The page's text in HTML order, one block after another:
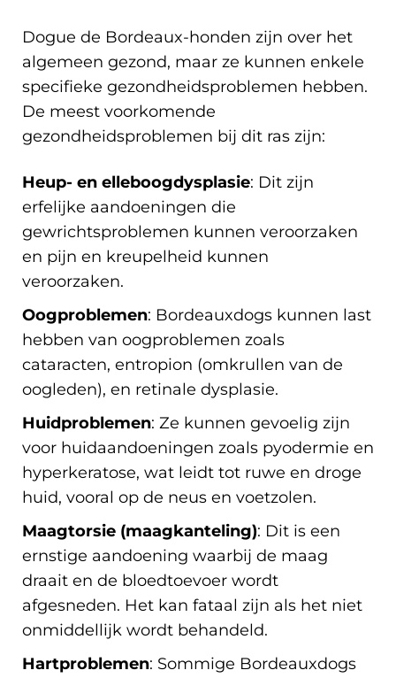
Dogue de Bordeaux-honden zijn over het
algemeen gezond, maar ze kunnen enkele
specifieke gezondheidsproblemen hebben.
De meest voorkomende
gezondheidsproblemen bij dit ras zijn:
Heup- en elleboogdysplasie: Dit zijn
erfelijke aandoeningen die
gewrichtsproblemen kunnen veroorzaken
en pijn en kreupelheid kunnen
veroorzaken.
Oogproblemen: Bordeauxdogs kunnen last
hebben van oogproblemen zoals
cataracten, entropion (omkrullen van de
oogleden), en retinale dysplasie.
Huidproblemen: Ze kunnen gevoelig zijn
voor huidaandoeningen zoals pyodermie en
hyperkeratose, wat leidt tot ruwe en droge
huid, vooral op de neus en voetzolen.
Maagtorsie (maagkanteling): Dit is een
ernstige aandoening waarbij de maag
draait en de bloedtoevoer wordt
afgesneden. Het kan fataal zijn als het niet
onmiddellijk wordt behandeld.
Hartproblemen: Sommige Bordeauxdogs